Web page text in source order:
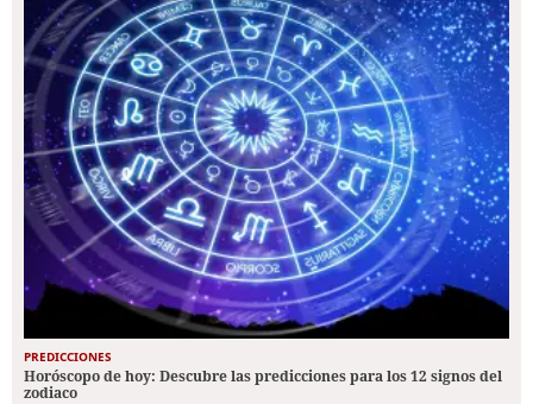
PREDICCIONES
Horóscopo de hoy: Descubre las predicciones para los 12 signos del
zodiaco